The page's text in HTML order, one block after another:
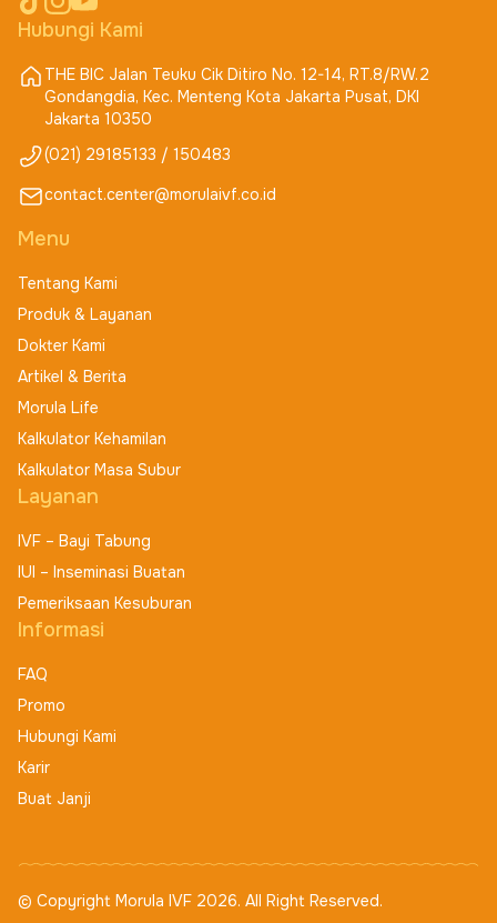
Hubungi Kami
THE BIC Jalan Teuku Cik Ditiro No. 12-14, RT.8/RW.2
Gondangdia, Kec. Menteng Kota Jakarta Pusat, DKI
Jakarta 10350
(021) 29185133 / 150483
contact.center@morulaivf.co.id
Menu
Tentang Kami
Produk & Layanan
Dokter Kami
Artikel & Berita
Morula Life
Kalkulator Kehamilan
Kalkulator Masa Subur
Layanan
IVF – Bayi Tabung
IUI – Inseminasi Buatan
Pemeriksaan Kesuburan
Informasi
FAQ
Promo
Hubungi Kami
Karir
Buat Janji
© Copyright Morula IVF 2026. All Right Reserved.